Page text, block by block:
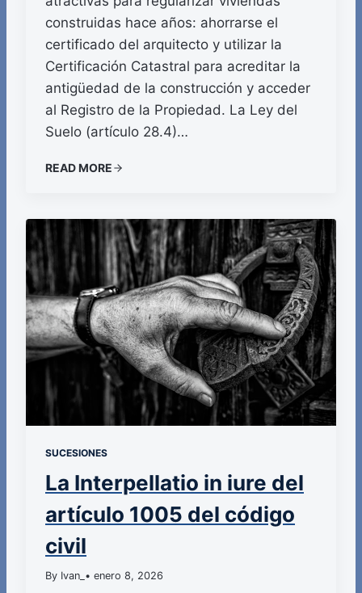
construidas hace años: ahorrarse el
certificado del arquitecto y utilizar la
Certificación Catastral para acreditar la
antigüedad de la construcción y acceder
al Registro de la Propiedad. La Ley del
Suelo (artículo 28.4)…
READ MORE
SUCESIONES
La Interpellatio in iure del
artículo 1005 del código
civil
By Ivan_ • enero 8, 2026